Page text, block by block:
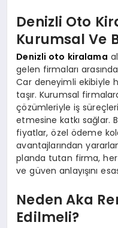
Denizli Oto
Kurumsal Ve
Denizli oto kiralama
gelen firmaları
Car deneyimli ekibiyle
taşır. Kurumsal
çözümleriyle iş
etmesine katkı sağlar.
fiyatlar, özel ödeme
avantajlarından
planda tutan firma,
ve güven anlayışını
Neden Aka
Edilmeli?